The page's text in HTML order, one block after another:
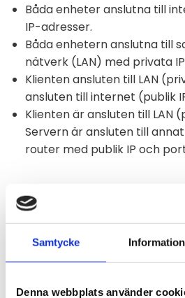
Samtycke Information
Denna webbplats använder
Båda enheter anslutna till
IP-adresser.
Båda enhetern anslutna till
nätverk (LAN) med privata
Klienten ansluten till LAN
ansluten till internet (publik
Klienten är ansluten till LAN
Servern är ansluten till
router med publik IP och
Mobilappar
Applikationer
Omdömen
Du